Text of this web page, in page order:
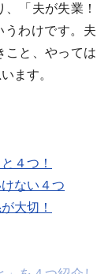
「夫が失業！
うわけです。夫
こと、やっては
ます。
４つ！
ない４つ
大切！